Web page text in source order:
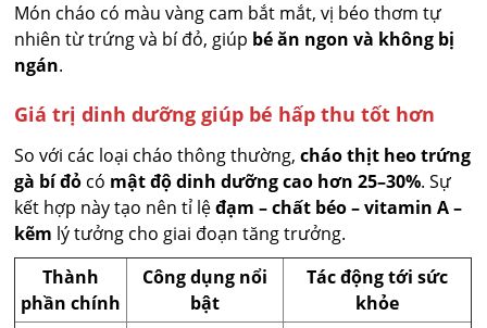
Món cháo có màu vàng cam bắt mắt, vị béo thơm tự
nhiên từ trứng và bí đỏ, giúp bé ăn ngon và không bị
ngán.
Giá trị dinh dưỡng giúp bé hấp thu tốt hơn
So với các loại cháo thông thường,cháo thịt heo trứng
gà bí đỏ có mật độ dinh dưỡng cao hơn 25–30%. Sự
kết hợp này tạo nên tỉ lệđạm – chất béo – vitamin A –
kẽm lý tưởng cho giai đoạn tăng trưởng.
Thành
phần chính
Công dụng nổi
bật
Tác động tới sức
khỏe